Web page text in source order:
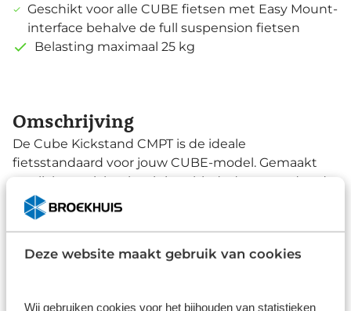
Deze website maakt gebruik van cookies
Wij gebruiken cookies voor het bijhouden van statistieken
Geschikt voor alle CUBE fietsen met Easy Mount-
interface behalve de full suspension fietsen
Belasting maximaal 25 kg
Omschrijving
De Cube Kickstand CMPT is de ideale
fietsstandaard voor jouw CUBE-model. Gemaakt
van lichtgewicht aluminium biedt deze standaard
stabiliteit met een maximale belasting van 25 kg.
Perfect voor elke fietser die gemak en kwaliteit
waardeert.
Lees de omschrijving